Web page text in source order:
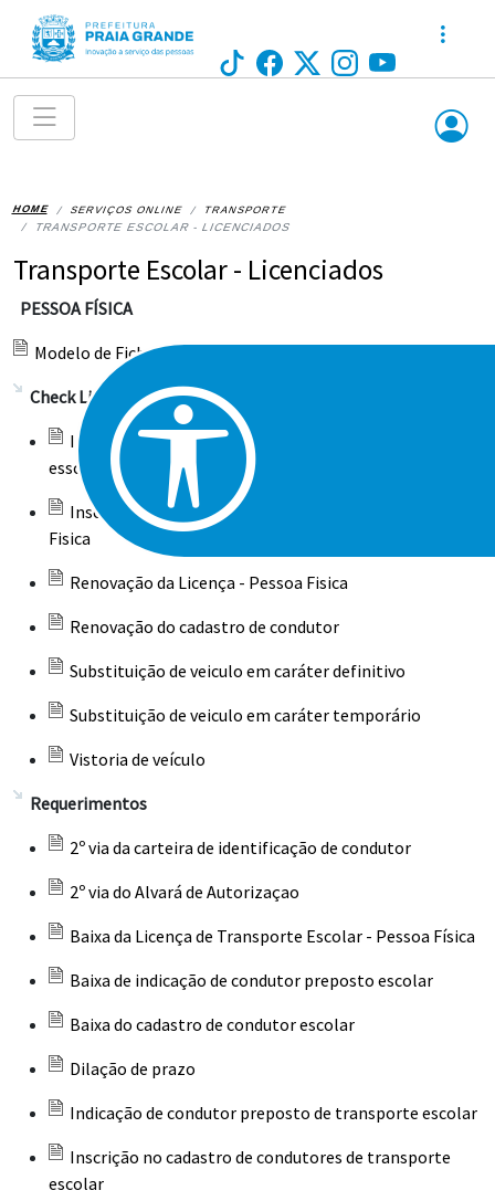
HOME SERVIÇOS ONLINE TRANSPORTE
TRANSPORTE ESCOLAR - LICENCIADOS
Transporte Escolar - Licenciados
PESSOA FÍSICA
Modelo de Ficha para Cadastro de estudantes
Check List
Inscrição no cadastro de condutor de transporte
esscolar
Inscrição para Licença no Transporte Escolar - Pessoa
Fisica
Renovação da Licença - Pessoa Fisica
Renovação do cadastro de condutor
Substituição de veiculo em caráter definitivo
Substituição de veiculo em caráter temporário
Vistoria de veículo
Requerimentos
2º via da carteira de identificação de condutor
2º via do Alvará de Autorizaçao
Baixa da Licença de Transporte Escolar - Pessoa Física
Baixa de indicação de condutor preposto escolar
Baixa do cadastro de condutor escolar
Dilação de prazo
Indicação de condutor preposto de transporte escolar
Inscrição no cadastro de condutores de transporte
escolar